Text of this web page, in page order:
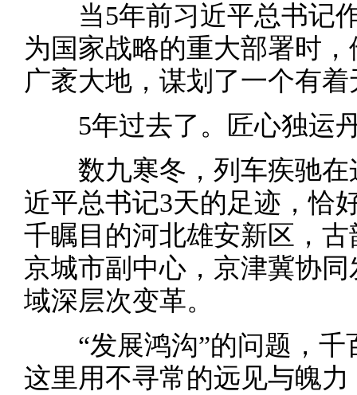
当5年前习近平总书记作
为国家战略的重大部署时
广袤大地，谋划了一个有
5年过去了。匠心独运丹
数九寒冬，列车疾驰在
近平总书记3天的足迹，恰
千瞩目的河北雄安新区，
京城市副中心，京津冀协
域深层次变革。
“发展鸿沟”的问题，千
这里用不寻常的远见与魄